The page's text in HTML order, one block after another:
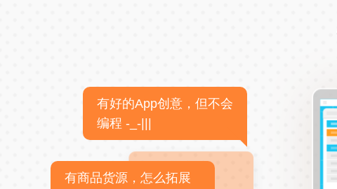
有好的App创意，但不会
编程 -_-|||
有商品货源，怎么拓展